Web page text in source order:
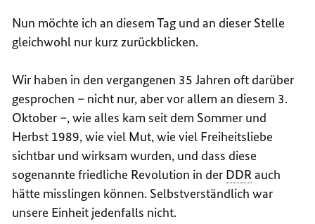
Nun möchte ich an diesem Tag und an dieser Stelle
gleichwohl nur kurz zurückblicken.
Wir haben in den vergangenen 35 Jahren oft darüber
gesprochen – nicht nur, aber vor allem an diesem 3.
Oktober –, wie alles kam seit dem Sommer und
Herbst 1989, wie viel Mut, wie viel Freiheitsliebe
sichtbar und wirksam wurden, und dass diese
sogenannte friedliche Revolution in der DDRauch
hätte misslingen können. Selbstverständlich war
unsere Einheit jedenfalls nicht.